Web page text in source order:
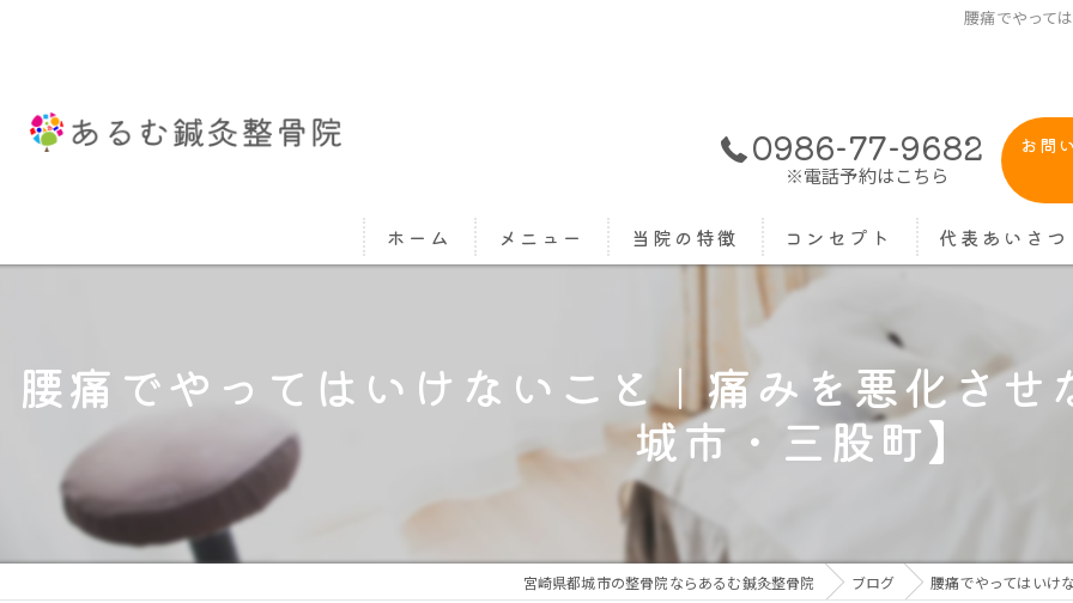
腰痛でやって
0986-77-9682
※電話予約はこちら
お問
ホーム メニュー 当院の特徴
ぎっくり腰
交通事故
肩こり
骨盤矯正
鍼灸
コンセプト 代表あいさつ
腰痛でやってはいけないこと｜痛みを悪化さ
城市・三股町】
宮崎県都城市の整骨院ならあるむ鍼灸整骨院 ブログ 腰痛でやってはいけ